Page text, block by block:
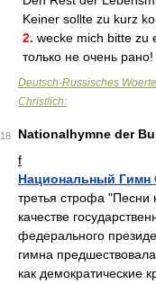
Keiner sollte zu kurz
2. wecke mich bitte zu
только не очень рано!
Deutsch-Russisches
Christlich:
18
Nationalhymne der
f
Национальный Гимн
третья строфа "Песни
качестве
федерального
гимна
как демократические